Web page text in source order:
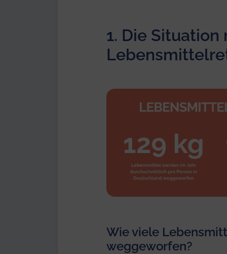
1. Die Situation
Wie viele
weggeworfen?